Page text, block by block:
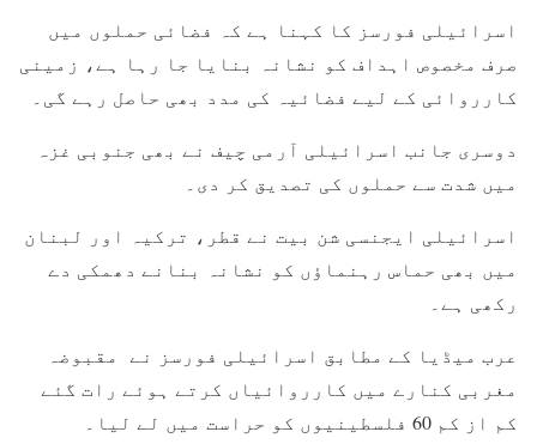
اسرائیلی فورسز کا کہنا ہے کہ فضائی حملوں میں
صرف مخصوص اہداف کو نشانہ بنایا جا رہا ہے، زمینی
کارروائی کے لیے فضائیہ کی مدد بھی حاصل رہے گی۔
دوسری جانب اسرائیلی آرمی چیف نے بھی جنوبی غزہ
میں شدت سے حملوں کی تصدیق کر دی۔
اسرائیلی ایجنسی شن بیت نے قطر، ترکیہ اور لبنان
میں بھی حماس رہنماؤں کو نشانہ بنانے دھمکی دے
رکھی ہے۔
عرب میڈیا کے مطابق اسرائیلی فورسز نے مقبوضہ
مغربی کنارے میں کارروائیاں کرتے ہوئے رات گئے
کم از کم 60 فلسطینیوں کو حراست میں لے لیا۔